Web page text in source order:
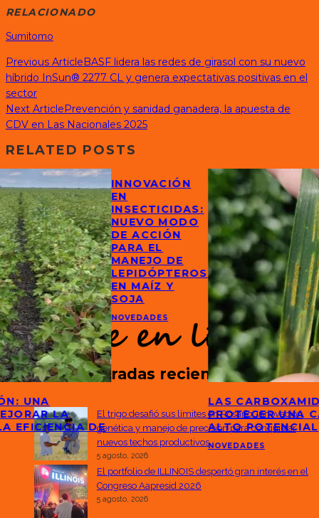
RELACIONADO
Sumitomo
Previous Article BASF lidera las redes de girasol con su nuevo
híbrido InSun® 2277 CL y genera expectativas positivas en el
sector
Next Article Prevención y sanidad ganadera, la apuesta de
CDV en Las Nacionales 2025
RELATED POSTS
UNA
LA
EFICIENCIA DE
INNOVACIÓN
EN
INSECTICIDAS:
NUEVO MODO
DE ACCIÓN
PARA EL
MANEJO DE
LEPIDÓPTEROS
EN MAÍZ Y
SOJA
NOVEDADES
LAS
PROTEGER UNA
ALTO POTENCIAL
NOVEDADES
Entradas recientes
El trigo desafió sus límites en Rosario: innovación
genética y manejo de precisión para conquistar
nuevos techos productivos
5 agosto, 2026
El portfolio de ILLINOIS despertó gran interés en el
Congreso Aapresid 2026
5 agosto, 2026